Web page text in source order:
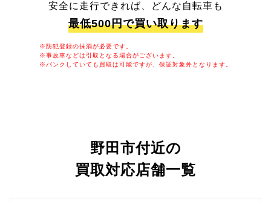
安全に走行できれば、どんな自転車も
最低500円で買い取ります
※防犯登録の抹消が必要です。
※事故車などは引取となる場合がございます。
※パンクしていても買取は可能ですが、保証対象外となります。
野田市付近の
買取対応店舗一覧